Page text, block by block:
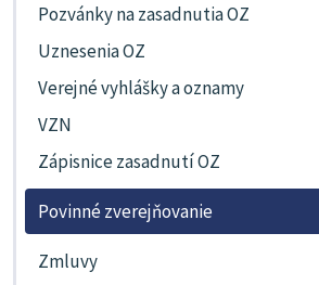
Pozvánky na zasadnutia OZ
Uznesenia OZ
Verejné vyhlášky a oznamy
VZN
Zápisnice zasadnutí OZ
Povinné zverejňovanie
Zmluvy